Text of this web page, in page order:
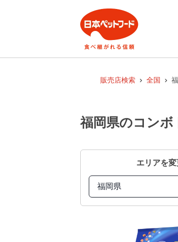
販売店検索 全国
福岡県のコンボ
エリアを変
福岡県